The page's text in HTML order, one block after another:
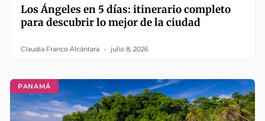
Los Ángeles en 5 días: itinerario completo
para descubrir lo mejor de la ciudad
Claudia Franco Alcántara julio 8, 2026
PANAMÁ